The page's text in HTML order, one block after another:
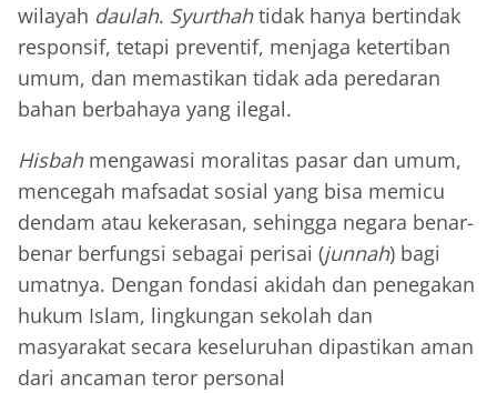
wilayah daulah. Syurthahtidak hanya bertindak
responsif, tetapi preventif, menjaga ketertiban
umum, dan memastikan tidak ada peredaran
bahan berbahaya yang ilegal.
Hisbahmengawasi moralitas pasar dan umum,
mencegah mafsadat sosial yang bisa memicu
dendam atau kekerasan, sehingga negara benar-
benar berfungsi sebagai perisai (junnah) bagi
umatnya. Dengan fondasi akidah dan penegakan
hukum Islam, lingkungan sekolah dan
masyarakat secara keseluruhan dipastikan aman
dari ancaman teror personal